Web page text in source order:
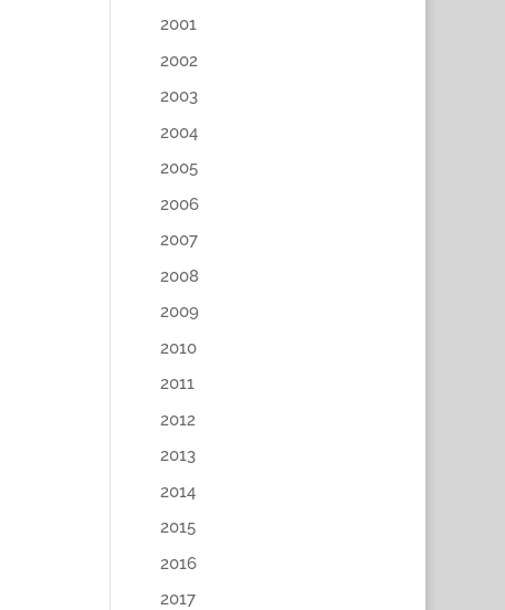
2001
2002
2003
2004
2005
2006
2007
2008
2009
2010
2011
2012
2013
2014
2015
2016
2017